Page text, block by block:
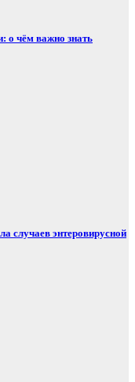
о чём важно знать
случаев энтеровирусной